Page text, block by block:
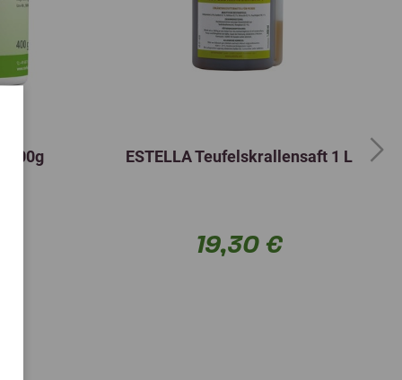
400g ESTELLA Teufelskrallensaft 1 L
19,30 €
Next